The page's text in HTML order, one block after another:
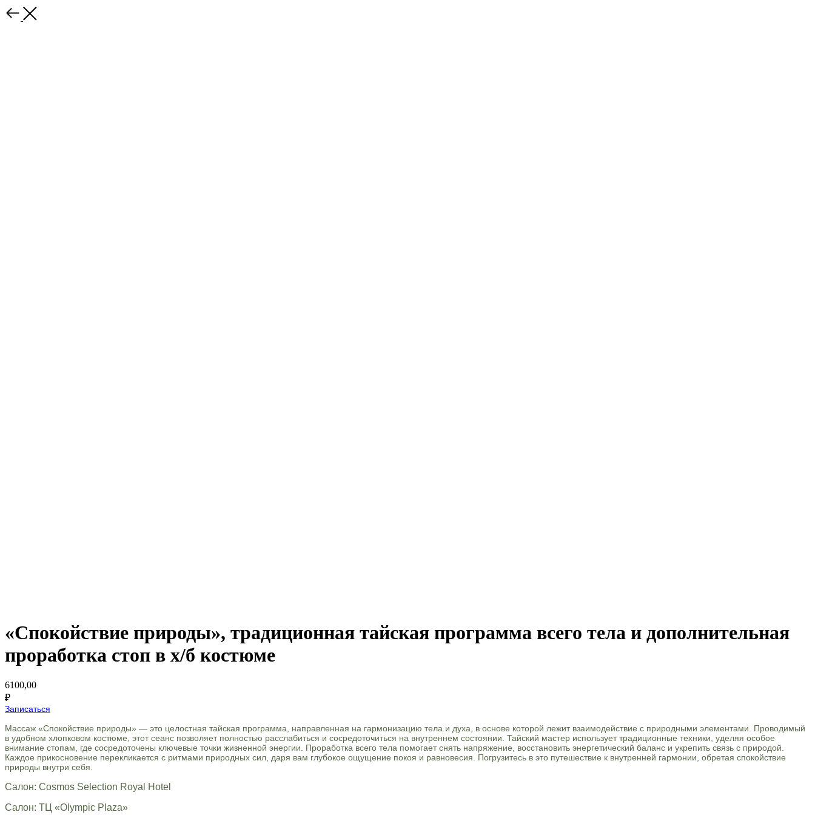
«Спокойствие природы», традиционная тайская программа всего тела и дополнительная
проработка стоп в х/б костюме
6100,00
₽
Записаться
Массаж «Спокойствие природы» — это целостная тайская программа, направленная на гармонизацию тела и духа, в основе которой лежит взаимодействие с природными элементами. Проводимый
в удобном хлопковом костюме, этот сеанс позволяет полностью расслабиться и сосредоточиться на внутреннем состоянии. Тайский мастер использует традиционные техники, уделяя особое
внимание стопам, где сосредоточены ключевые точки жизненной энергии. Проработка всего тела помогает снять напряжение, восстановить энергетический баланс и укрепить связь с природой.
Каждое прикосновение перекликается с ритмами природных сил, даря вам глубокое ощущение покоя и равновесия. Погрузитесь в это путешествие к внутренней гармонии, обретая спокойствие
природы внутри себя.
Салон: Cosmos Selection Royal Hotel
Салон: ТЦ «Olympic Plaza»